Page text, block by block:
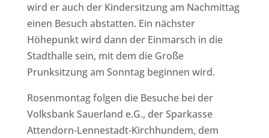
wird er auch der Kindersitzung am Nachmittag
einen Besuch abstatten. Ein nächster
Höhepunkt wird dann der Einmarsch in die
Stadthalle sein, mit dem die Große
Prunksitzung am Sonntag beginnen wird.
Rosenmontag folgen die Besuche bei der
Volksbank Sauerland e.G., der Sparkasse
Attendorn-Lennestadt-Kirchhundem, dem